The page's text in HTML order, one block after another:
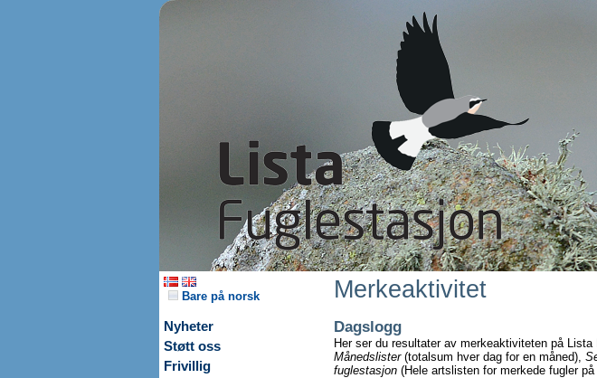
Bare på norsk
Nyheter
Støtt oss
Frivillig
Merkeaktivitet
Dagslogg
Her ser du resultater av merkeaktiviteten på
Månedslister(totalsum hver dag for en måned),
fuglestasjon (Hele artslisten for merkede fugler